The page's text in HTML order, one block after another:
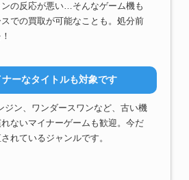
の反応が悪い…そんなゲーム機も
での買取が可能なことも。処分前
ーなタイトルも対象です
ジン、ワンダースワンなど、古い機
ないマイナーゲームも歓迎。今だ
れているジャンルです。